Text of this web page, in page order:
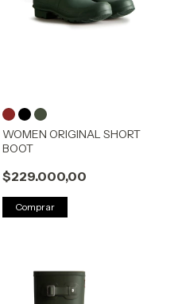
WOMEN ORIGINAL SHORT
BOOT
$229.000,00
Comprar